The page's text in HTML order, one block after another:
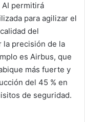
AI permitirá
para agilizar el
del
la precisión de la
es Airbus, que
más fuerte y
del 45 % en
de seguridad.